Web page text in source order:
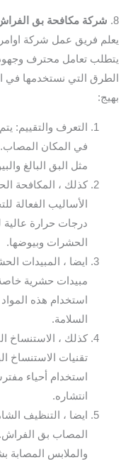
8. شركة مكافحة بق
يعلم فريق عمل شركة
يتطلب تعامل محترف
الطرق التي نستخدمها
بهيج:
التعرف والتقييم:
في المكان المصاب.
مثل البق البالغ
كذلك ، المكافحة
الأساليب الفعالة
درجات حرارة عالية
الحشرات وبيوضها.
ايضا ، المبيدات
مبيدات حشرية
استخدام هذه المواد
السلامة.
كذلك ، الاستنساخ
تقنيات الاستنساخ
استخدام أحياء
انتشاره.
ايضا ، التنظيف
المصاب بق
والملابس المصابة